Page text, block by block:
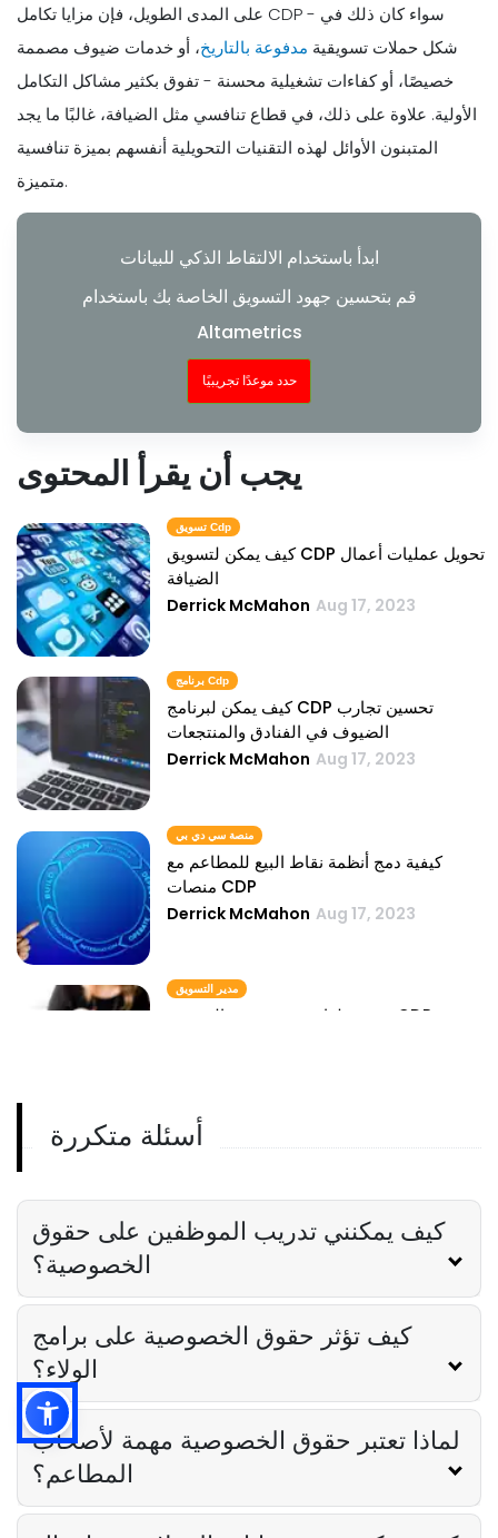
على المدى الطويل، فإن مزايا تكامل CDP - سواء كان ذلك في
شكل حملات تسويقية مدفوعة بالتاريخ، أو خدمات ضيوف مصممة
خصيصًا، أو كفاءات تشغيلية محسنة - تفوق بكثير مشاكل التكامل
الأولية. علاوة على ذلك، في قطاع تنافسي مثل الضيافة، غالبًا ما يجد
المتبنون الأوائل لهذه التقنيات التحويلية أنفسهم بميزة تنافسية
متميزة.
ابدأ باستخدام الالتقاط الذكي للبيانات
قم بتحسين جهود التسويق الخاصة بك باستخدام
Altametrics
حدد موعدًا تجريبيًا
يجب أن يقرأ المحتوى
تسويق Cdp
كيف يمكن لتسويق CDP تحويل عمليات أعمال
الضيافة
Derrick McMahon Aug 17, 2023
برنامج Cdp
كيف يمكن لبرنامج CDP تحسين تجارب
الضيوف في الفنادق والمنتجعات
Derrick McMahon Aug 17, 2023
منصة سي دي بي
كيفية دمج أنظمة نقاط البيع للمطاعم مع
منصات CDP
Derrick McMahon Aug 17, 2023
مدير التسويق
تجربة طعام مخصصة مع التسويق CDP
أدوات سي دي بي
Derrick McMahon Aug 17, 2023
أسئلة متكررة
كيف يمكنني تدريب الموظفين على حقوق
الخصوصية؟
كيف تؤثر حقوق الخصوصية على برامج
الولاء؟
لماذا تعتبر حقوق الخصوصية مهمة لأصحاب
المطاعم؟